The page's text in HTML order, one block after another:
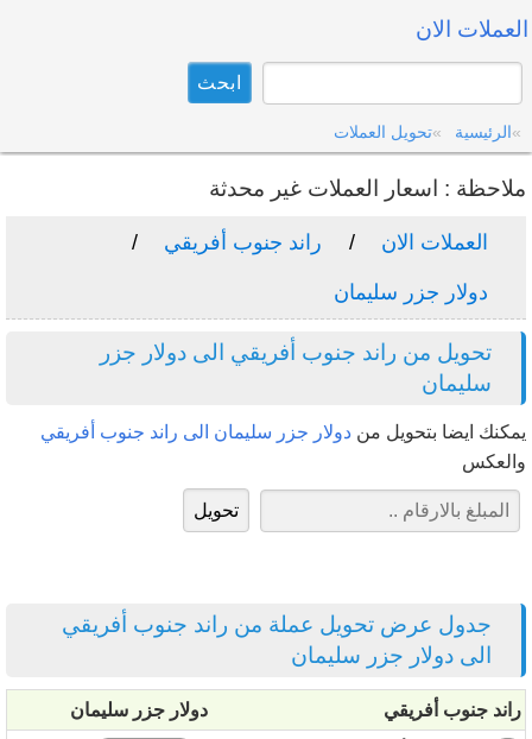
العملات الان
الرئيسية تحويل العملات
ملاحظة : اسعار العملات غير محدثة
العملات الان راند جنوب أفريقي
دولار جزر سليمان
تحويل من راند جنوب أفريقي الى دولار جزر
سليمان
يمكنك ايضا بتحويل من دولار جزر سليمان الى راند جنوب أفريقي
والعكس
جدول عرض تحويل عملة من راند جنوب أفريقي
الى دولار جزر سليمان
راند جنوب أفريقي
دولار جزر سليمان